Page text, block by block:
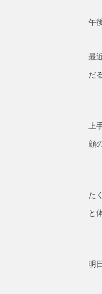
午
最
だ
上
顔
た
と
明